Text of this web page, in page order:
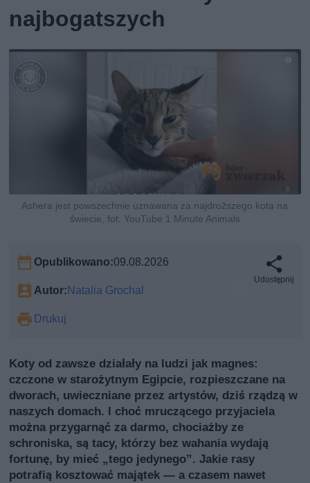
najbogatszych
Ashera jest powszechnie uznawana za najdroższego kota na
świecie, fot. YouTube 1 Minute Animals
Opublikowano:09.08.2026
Autor: Natalia Grochal
Drukuj
Udostępnij
Koty od zawsze działały na ludzi jak magnes:
czczone w starożytnym Egipcie, rozpieszczane na
dworach, uwieczniane przez artystów, dziś rządzą w
naszych domach. I choć mruczącego przyjaciela
można przygarnąć za darmo, chociażby ze
schroniska, są tacy, którzy bez wahania wydają
fortunę, by mieć „tego jedynego”. Jakie rasy
potrafią kosztować majątek — a czasem nawet